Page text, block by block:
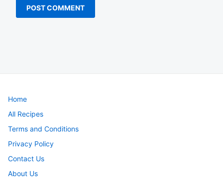
Home
All Recipes
Terms and Conditions
Privacy Policy
Contact Us
About Us